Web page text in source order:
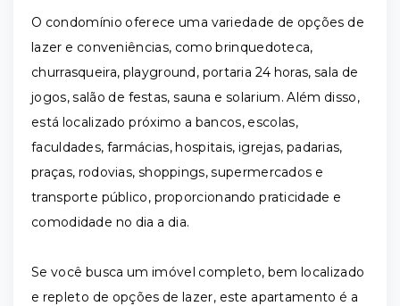
O condomínio oferece uma variedade de opções de
lazer e conveniências, como brinquedoteca,
churrasqueira, playground, portaria 24 horas, sala de
jogos, salão de festas, sauna e solarium. Além disso,
está localizado próximo a bancos, escolas,
faculdades, farmácias, hospitais, igrejas, padarias,
praças, rodovias, shoppings, supermercados e
transporte público, proporcionando praticidade e
comodidade no dia a dia.
Se você busca um imóvel completo, bem localizado
e repleto de opções de lazer, este apartamento é a